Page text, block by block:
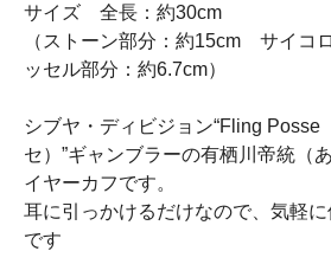
サイズ 全長：約30cm
（ストーン部分：約15cm サイコ
ッセル部分：約6.7cm）
シブヤ・ディビジョン“Fling Posse
セ）”ギャンブラーの有栖川帝統（
イヤーカフです。
耳に引っかけるだけなので、気軽
です